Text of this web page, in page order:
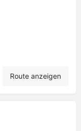
Route anzeigen